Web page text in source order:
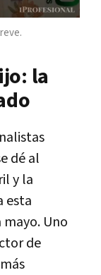
la
dé al
y la
esta
Uno
de